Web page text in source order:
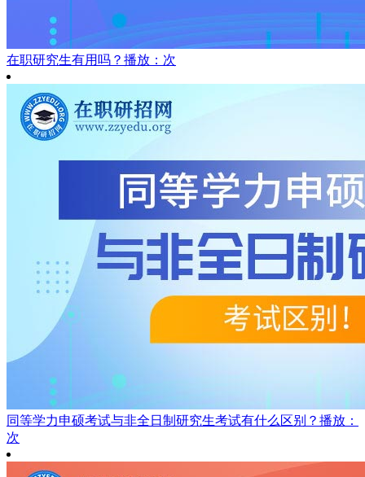
在职研究生有用吗？ 播放：次
同等学力申硕考试与非全日制研究生考试有什么区别？ 播放：
次